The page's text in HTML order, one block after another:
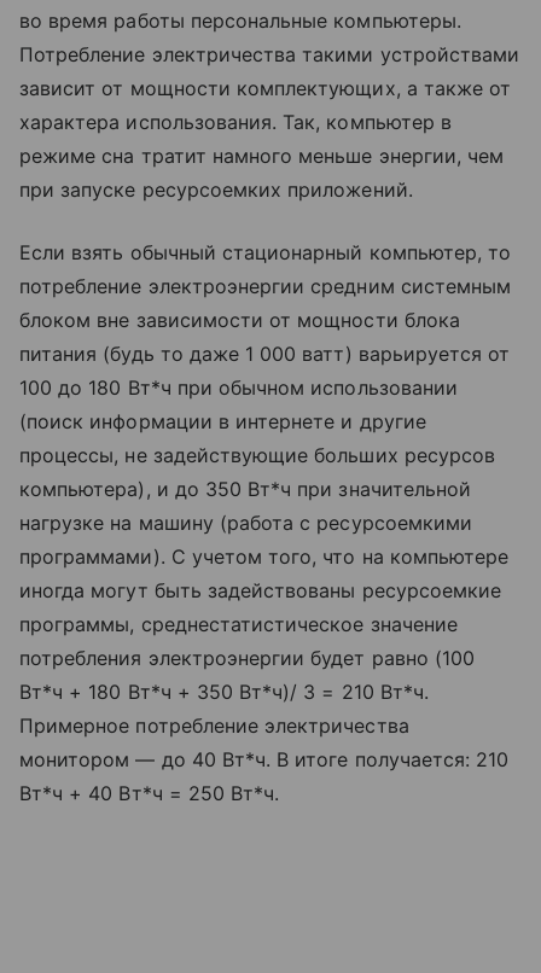
во время работы персональные компьютеры.
Потребление электричества такими устройствами
зависит от мощности комплектующих, а также от
характера использования. Так, компьютер в
режиме сна тратит намного меньше энергии, чем
при запуске ресурсоемких приложений.
Если взять обычный стационарный компьютер, то
потребление электроэнергии средним системным
блоком вне зависимости от мощности блока
питания (будь то даже 1 000 ватт) варьируется от
100 до 180 Вт*ч при обычном использовании
(поиск информации в интернете и другие
процессы, не задействующие больших ресурсов
компьютера), и до 350 Вт*ч при значительной
нагрузке на машину (работа с ресурсоемкими
программами). С учетом того, что на компьютере
иногда могут быть задействованы ресурсоемкие
программы, среднестатистическое значение
потребления электроэнергии будет равно (100
Вт*ч + 180 Вт*ч + 350 Вт*ч)/ 3 = 210 Вт*ч.
Примерное потребление электричества
монитором — до 40 Вт*ч. В итоге получается: 210
Вт*ч + 40 Вт*ч = 250 Вт*ч.